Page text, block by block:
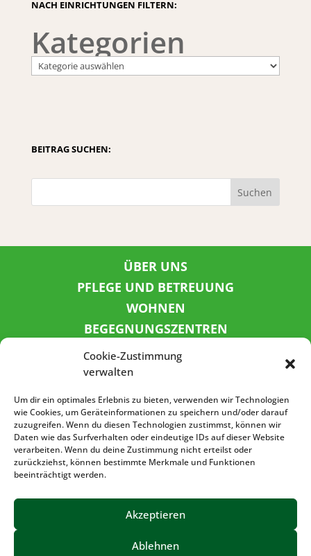
Cookie-Zustimmung
verwalten
Um dir ein optimales Erlebnis zu bieten, verwenden wir Technologien
wie Cookies, um Geräteinformationen zu speichern und/oder darauf
zuzugreifen. Wenn du diesen Technologien zustimmst, können wir
Daten wie das Surfverhalten oder eindeutige IDs auf dieser Website
verarbeiten. Wenn du deine Zustimmung nicht erteilst oder
zurückziehst, können bestimmte Merkmale und Funktionen
beeinträchtigt werden.
Akzeptieren
Ablehnen
NACH EINRICHTUNGEN FILTERN:
Kategorien
BEITRAG SUCHEN:
Suchen
ÜBER UNS
PFLEGE UND BETREUUNG
WOHNEN
BEGEGNUNGSZENTREN
KINDER UND JUGEND
KONTAKT
SPENDENKONTO
Sozialbank
IBAN: DE72 3702 0500 0001 5520 00
IMPRESSUM